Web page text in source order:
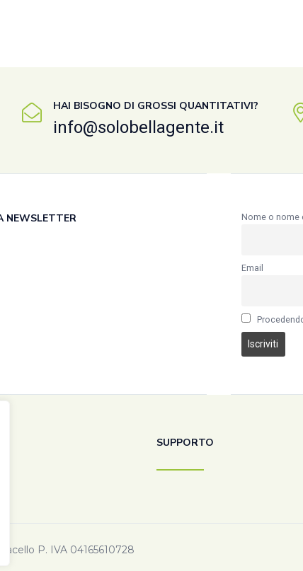
HAI BISOGNO DI GROSSI QUANTITATIVI?
info@solobellagente.it
NEWSLETTER Nome o nome
Email
SUPPORTO
P. IVA 04165610728